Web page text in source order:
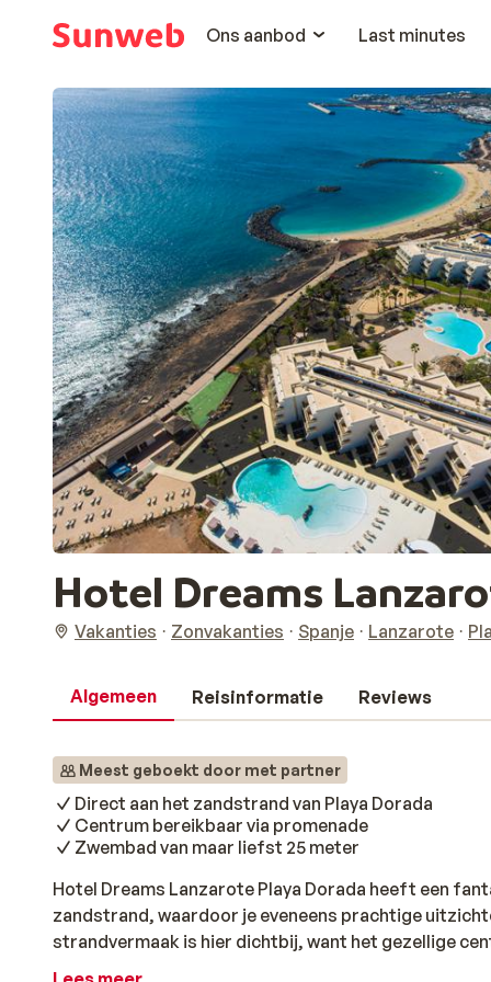
Ons aanbod
Last minutes
Hotel Dreams
Vakanties Zonvakanties Spanje Lanzarote
Algemeen Reisinformatie Reviews
Meest geboekt door met partner
Direct aan het zandstrand van Playa Dorada
Centrum bereikbaar via promenade
Zwembad van maar liefst 25 meter
Hotel Dreams Lanzarote Playa Dorada heeft een
zandstrand, waardoor je eveneens prachtige
strandvermaak is hier dichtbij, want het gezellige
gezellige restaurantjes en vele winkeltjes is er altijd